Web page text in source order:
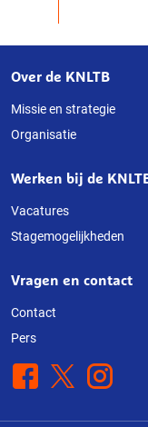
Over
deze
website
Over de KNLTB
Missie en strategie
Organisatie
Werken bij de
Vacatures
Stagemogelijkheden
Vragen en contact
Contact
Pers
Facebook
X Instagram